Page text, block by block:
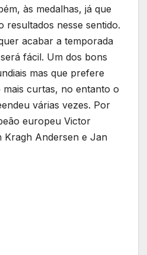
às medalhas, já que
resultados nesse sentido.
acabar a temporada
fácil. Um dos bons
mas que prefere
curtas, no entanto o
várias vezes. Por
europeu Victor
Kragh Andersen e Jan